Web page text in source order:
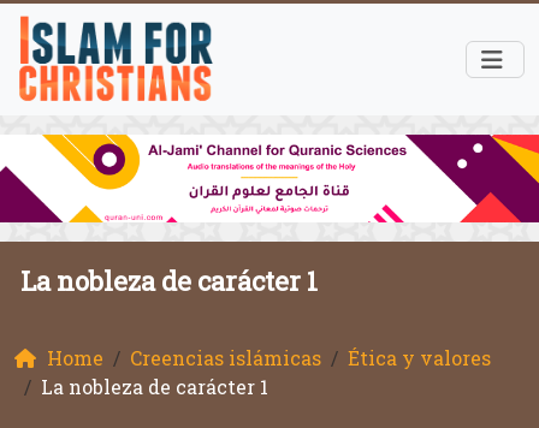
La nobleza de carácter 1
Home Creencias islámicas
Ética y valores
La nobleza de carácter 1